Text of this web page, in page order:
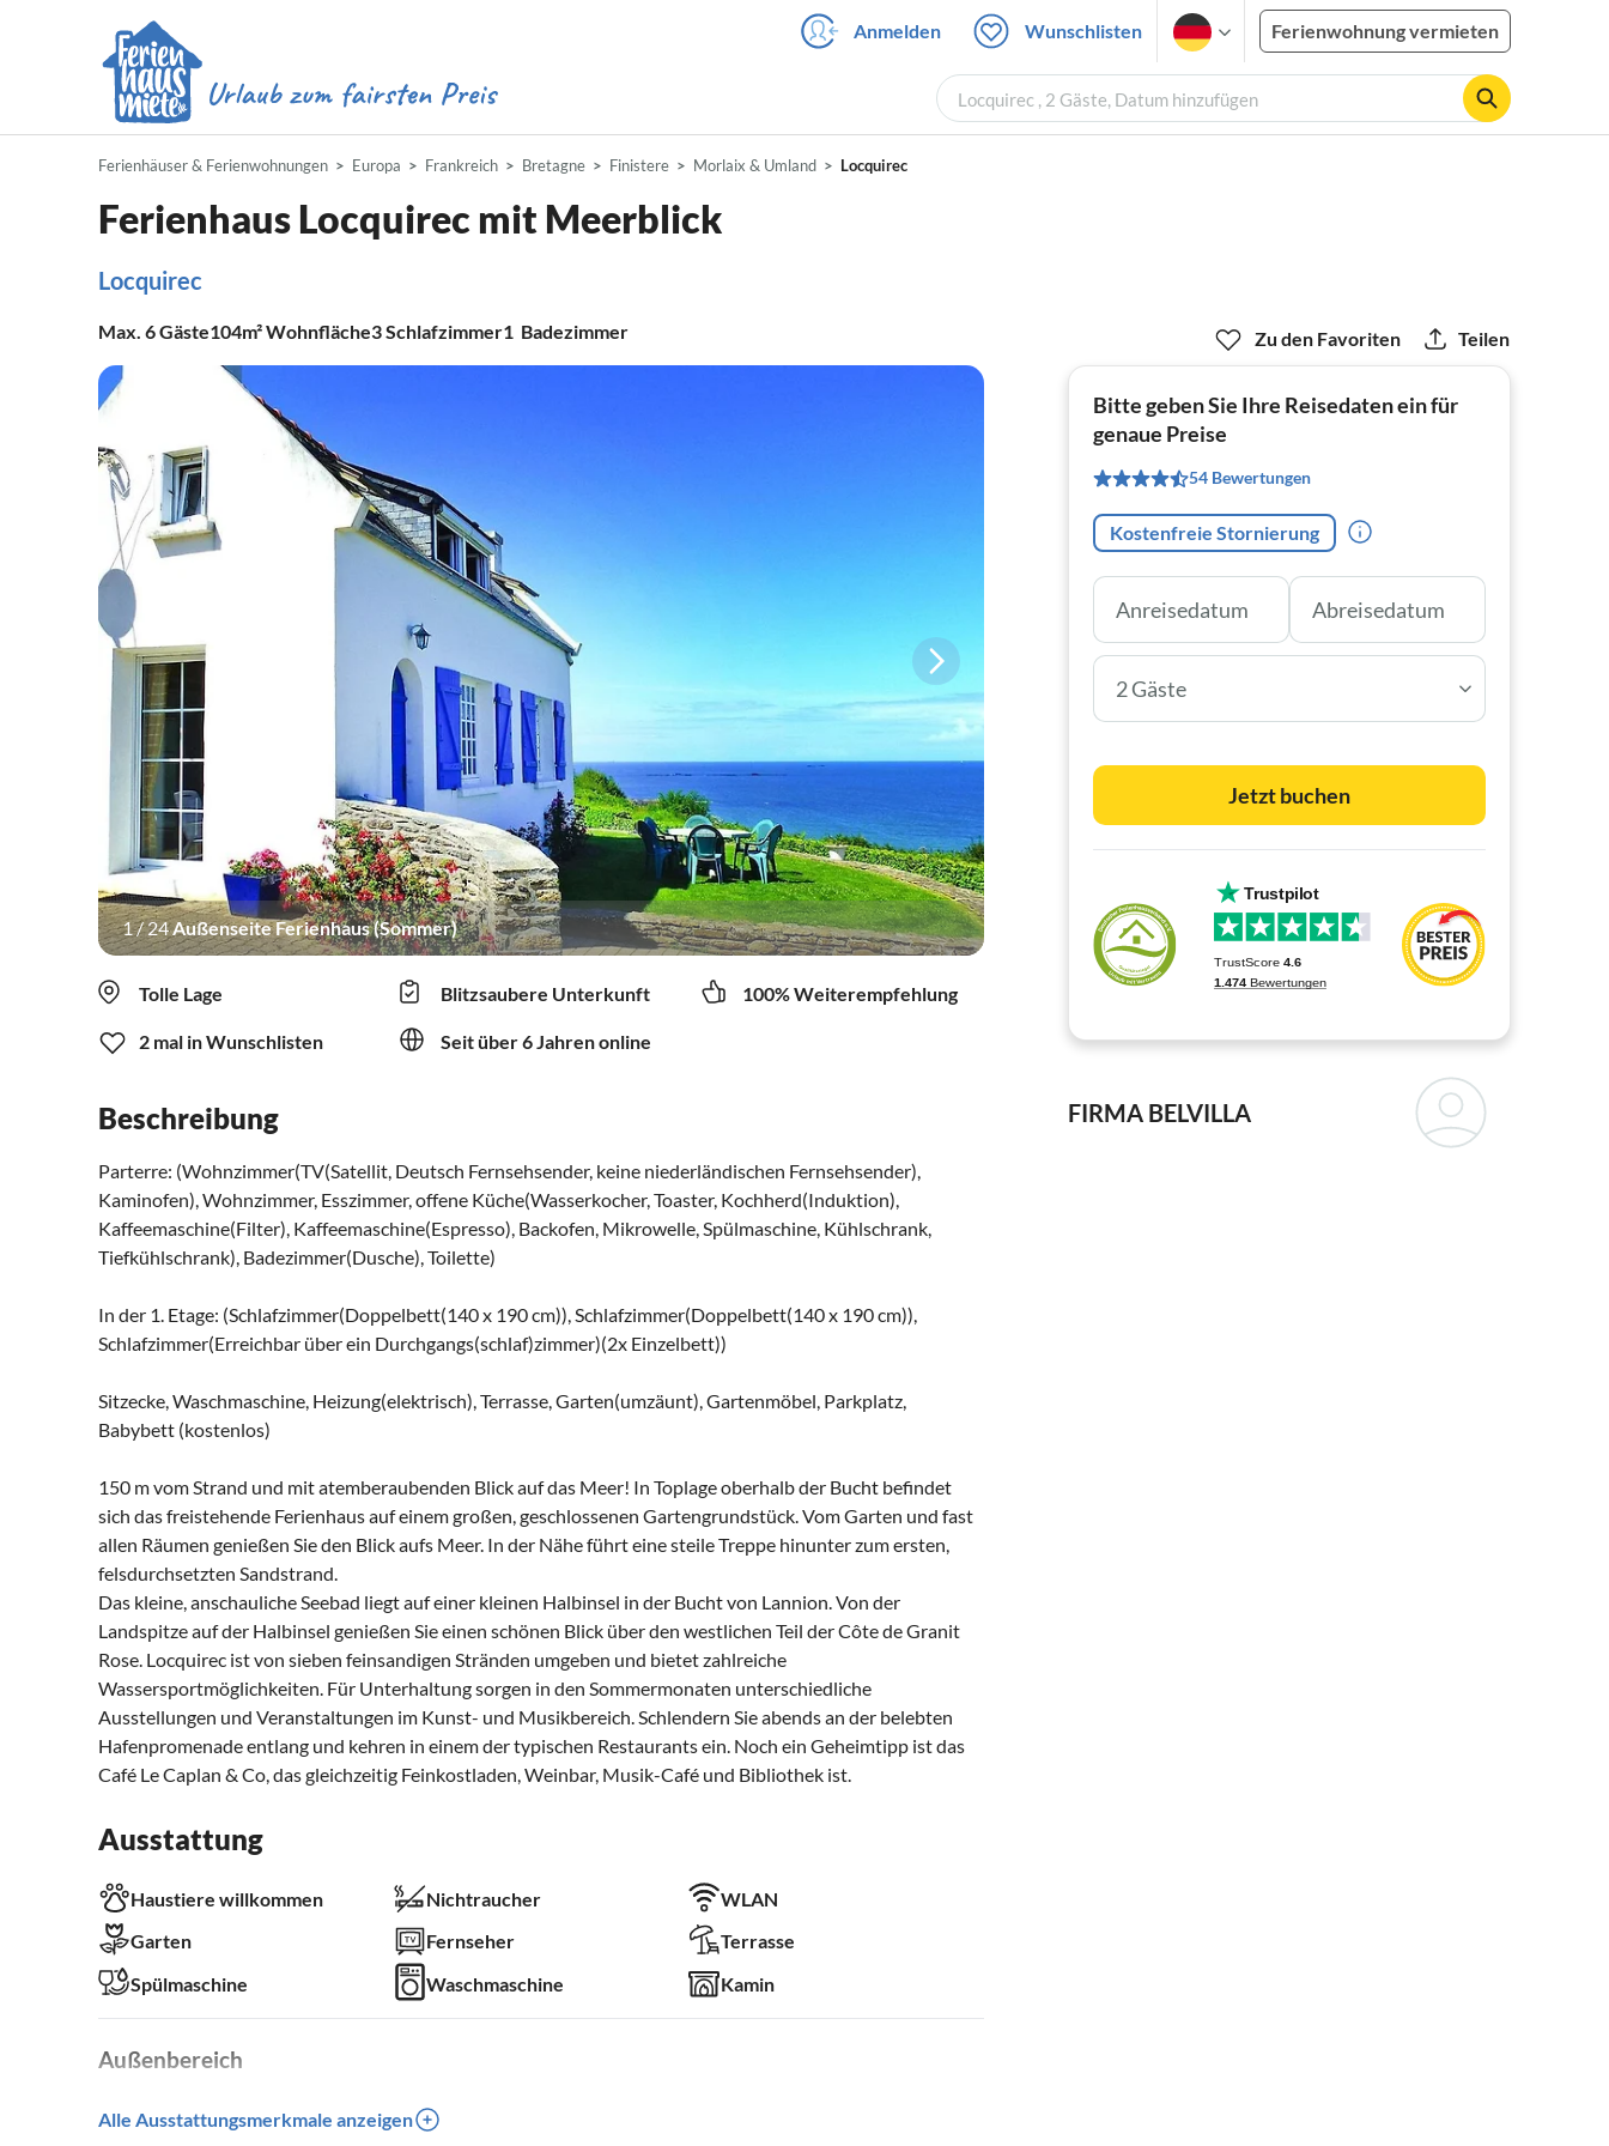
Anmelden Wunschlisten Ferienwohnung vermieten
Locquirec , 2 Gäste, Datum hinzufügen
Ferienhäuser & Ferienwohnungen Europa Frankreich Bretagne Finistere Morlaix & Umland Locquirec
Ferienhaus Locquirec mit Meerblick
Locquirec
Max. 6Gäste104m²Wohnfläche3Schlafzimmer1 Badezimmer
1/24Außenseite Ferienhaus (Sommer)
Tolle Lage Blitzsaubere Unterkunft 100% Weiterempfehlung
2 mal in Wunschlisten Seit über 6 Jahren online
Beschreibung
Parterre: (Wohnzimmer(TV(Satellit, Deutsch Fernsehsender, keine niederländischen Fernsehsender),
Kaminofen), Wohnzimmer, Esszimmer, offene Küche(Wasserkocher, Toaster, Kochherd(Induktion),
Kaffeemaschine(Filter), Kaffeemaschine(Espresso), Backofen, Mikrowelle, Spülmaschine, Kühlschrank,
Tiefkühlschrank), Badezimmer(Dusche), Toilette)
In der 1. Etage: (Schlafzimmer(Doppelbett(140 x 190 cm)), Schlafzimmer(Doppelbett(140 x 190 cm)),
Schlafzimmer(Erreichbar über ein Durchgangs(schlaf)zimmer)(2x Einzelbett))
Sitzecke, Waschmaschine, Heizung(elektrisch), Terrasse, Garten(umzäunt), Gartenmöbel, Parkplatz,
Babybett (kostenlos)
150 m vom Strand und mit atemberaubenden Blick auf das Meer! In Toplage oberhalb der Bucht befindet
sich das freistehende Ferienhaus auf einem großen, geschlossenen Gartengrundstück. Vom Garten und fast
allen Räumen genießen Sie den Blick aufs Meer. In der Nähe führt eine steile Treppe hinunter zum ersten,
felsdurchsetzten Sandstrand.
Das kleine, anschauliche Seebad liegt auf einer kleinen Halbinsel in der Bucht von Lannion. Von der
Landspitze auf der Halbinsel genießen Sie einen schönen Blick über den westlichen Teil der Côte de Granit
Rose. Locquirec ist von sieben feinsandigen Stränden umgeben und bietet zahlreiche
Wassersportmöglichkeiten. Für Unterhaltung sorgen in den Sommermonaten unterschiedliche
Ausstellungen und Veranstaltungen im Kunst- und Musikbereich. Schlendern Sie abends an der belebten
Hafenpromenade entlang und kehren in einem der typischen Restaurants ein. Noch ein Geheimtipp ist das
Café Le Caplan & Co, das gleichzeitig Feinkostladen, Weinbar, Musik-Café und Bibliothek ist.
Ausstattung
Haustiere willkommen Nichtraucher
WLAN
Garten
Fernseher
Terrasse
Spülmaschine
Waschmaschine Kamin
Außenbereich
Garten Parkplatz
Alle Ausstattungsmerkmale anzeigen
Zu den Favoriten Teilen
Bitte geben Sie Ihre Reisedaten ein für
genaue Preise
54 Bewertungen
Kostenfreie Stornierung
2 Gäste
Jetzt buchen
FIRMA BELVILLA